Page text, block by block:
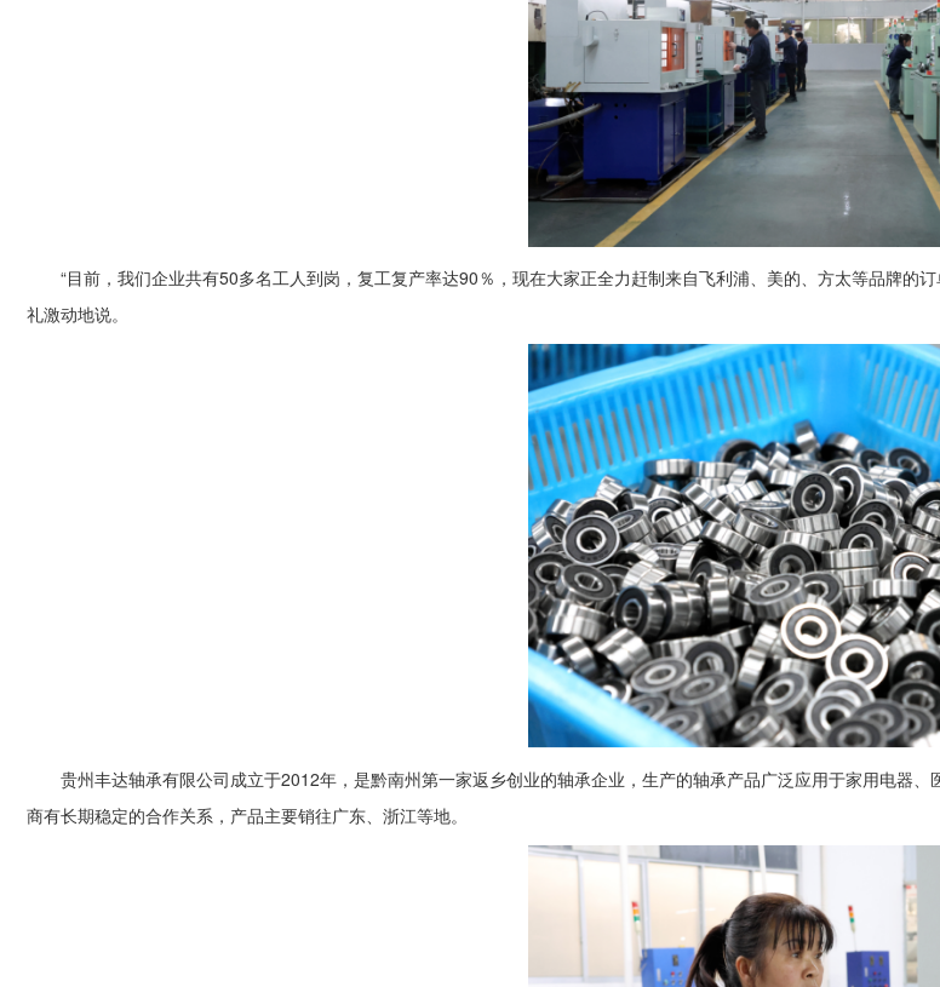
“目前，我们企业共有50多名工人到岗，复工复产率达90％，现在大家正全力赶制来自飞利浦、美的、方太等品牌的
礼激动地说。
贵州丰达轴承有限公司成立于2012年，是黔南州第一家返乡创业的轴承企业，生产的轴承产品广泛应用于家用电器
商有长期稳定的合作关系，产品主要销往广东、浙江等地。